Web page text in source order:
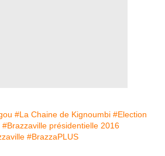
#La Chaine de Kignoumbi #Election
#Brazzaville présidentielle 2016
#BrazzaPLUS